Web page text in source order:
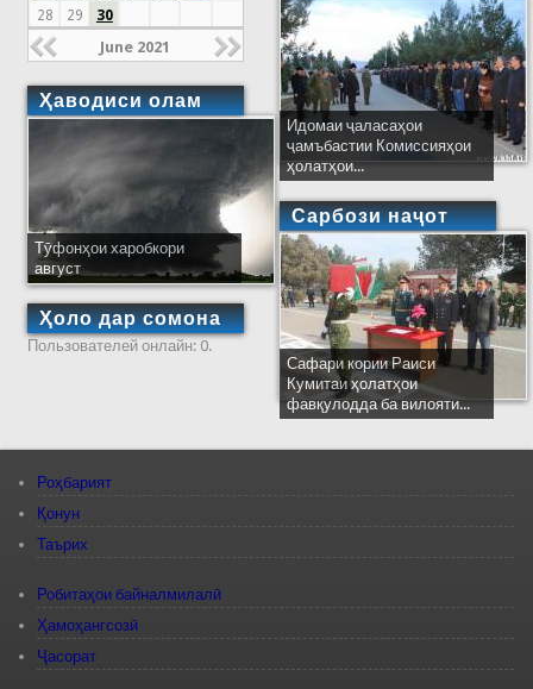
28
29 30
June 2021
Ҳаводиси олам
Тӯфонҳои харобкори
август
Ҳоло дар сомона
Пользователей онлайн: 0.
Идомаи ҷаласаҳои
ҷамъбастии Комиссияҳои
ҳолатҳои...
Сарбози наҷот
Сафари кории Раиси
Кумитаи ҳолатҳои
фавқулодда ба вилояти...
Роҳбарият
Қонун
Таърих
Робитаҳои байналмилалӣ
Ҳамоҳангсозӣ
Ҷасорат